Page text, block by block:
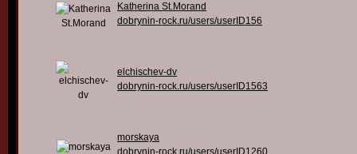
Katherina St.Morand
dobrynin-rock.ru/users/userID156
elchischev-dv
dobrynin-rock.ru/users/userID1563
morskaya
dobrynin-rock.ru/users/userID1260